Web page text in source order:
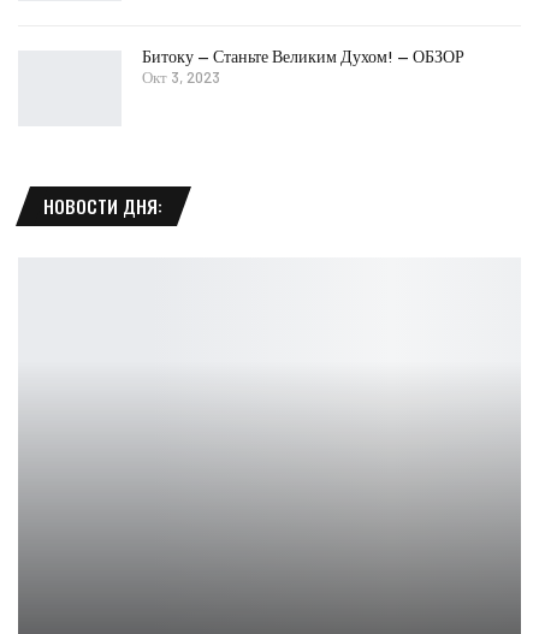
Битоку — Станьте Великим Духом! — ОБЗОР
Окт 3, 2023
НОВОСТИ ДНЯ: